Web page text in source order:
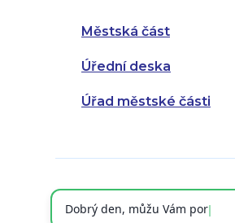
Městská část
Úřední deska
Úřad městské části